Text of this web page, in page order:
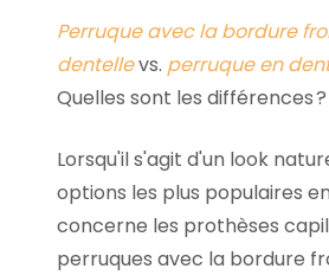
Perruque avec la bordure
dentellevs. perruque en
Quelles sont les différences ?
Lorsqu'il s'agit d'un look
options les plus populaires
concerne les prothèses
perruques avec la bordure